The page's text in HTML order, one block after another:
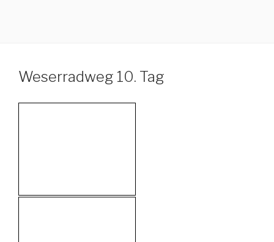
Weserradweg 10. Tag